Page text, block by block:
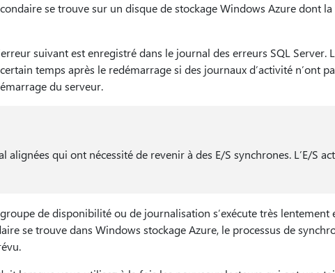
se trouve sur un disque de stockage Windows Azure dont
suivant est enregistré dans le journal des erreurs SQL Server.
temps après le redémarrage si des journaux d’activité n’ont
du serveur.
alignées qui ont nécessité de revenir à des E/S synchrones. L’E/S
de disponibilité ou de journalisation s’exécute très lentement
se trouve dans Windows stockage Azure, le processus de